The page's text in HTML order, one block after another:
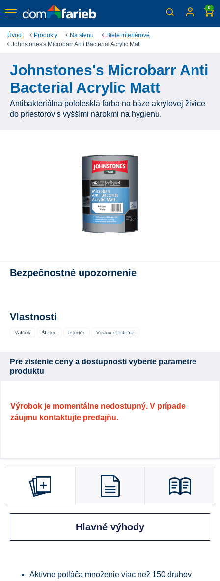
0
Úvod Produkty Na stenu
Biele interiérové
Johnstones's Microbarr Anti Bacterial Acrylic Matt
Johnstones's Microbarr Anti
Bacterial Acrylic Matt
Antibakteriálna pololesklá farba na báze akrylovej živice
do priestorov s vyššími nárokmi na hygienu.
Bezpečnostné upozornenie
Vlastnosti
Pre zistenie ceny a dostupnosti vyberte parametre
produktu
Výrobok je momentálne nedostupný. V prípade
záujmu kontaktujte predajňu.
Hlavné výhody
Aktívne potláča množenie viac než 150 druhov